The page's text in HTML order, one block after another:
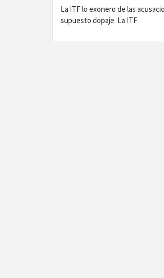
La ITF lo exonero de las
supuesto dopaje. La ITF